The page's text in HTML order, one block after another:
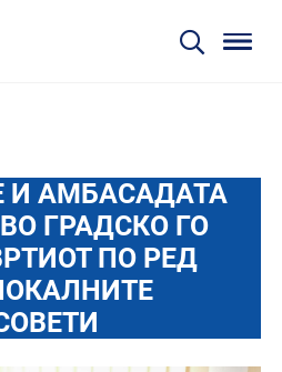
И АМБАСАДАТА
ГРАДСКО ГО
ПО РЕД